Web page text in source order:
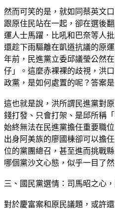
然而可笑的是，就如同蔡英文
跟原住民站在一起，卻在選後
運人士馬躍．比吼和巴奈等人
還趁下雨驅離在凱道抗議的原
年前，民進黨立委邱議瑩公然
仔」。這麼赤裸裸的歧視，洪
政黨，是如何處置的呢？答案
這也就是說，洪所謂民進黨對
錢打發、只會打架、是邱所稱
始終無法在民進黨擔任重要職
出身阿美族的廖國棟卻可以擔
位的黨團總召，甚至進而挑戰
哪個黨沙文心態，似乎一目了然
三、國民黨選情：司馬昭之心
對於慶富案和原民議題，或許